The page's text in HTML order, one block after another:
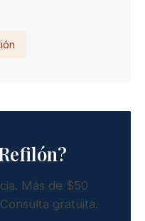
Más de $50
gratuita.